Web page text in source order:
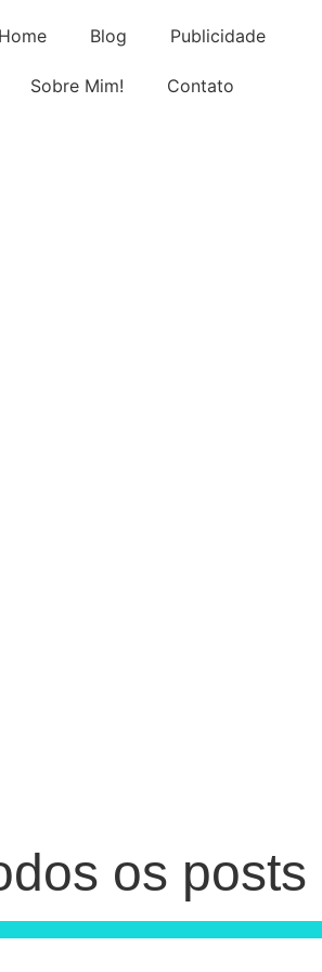
Blog Publicidade
Sobre Mim! Contato
os posts